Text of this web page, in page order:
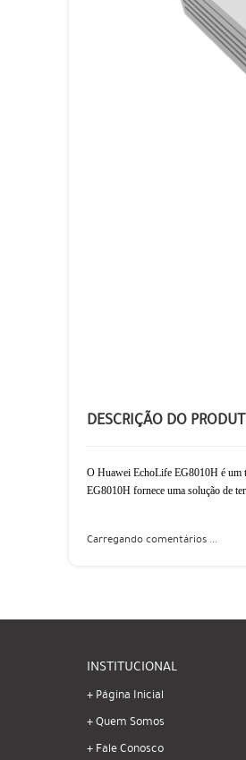
DESCRIÇÃO DO
O Huawei EchoLife EG8010H é um
EG8010H fornece uma solução de
Carregando comentários ...
INSTITUCIONAL
Página Inicial
Quem Somos
Fale Conosco